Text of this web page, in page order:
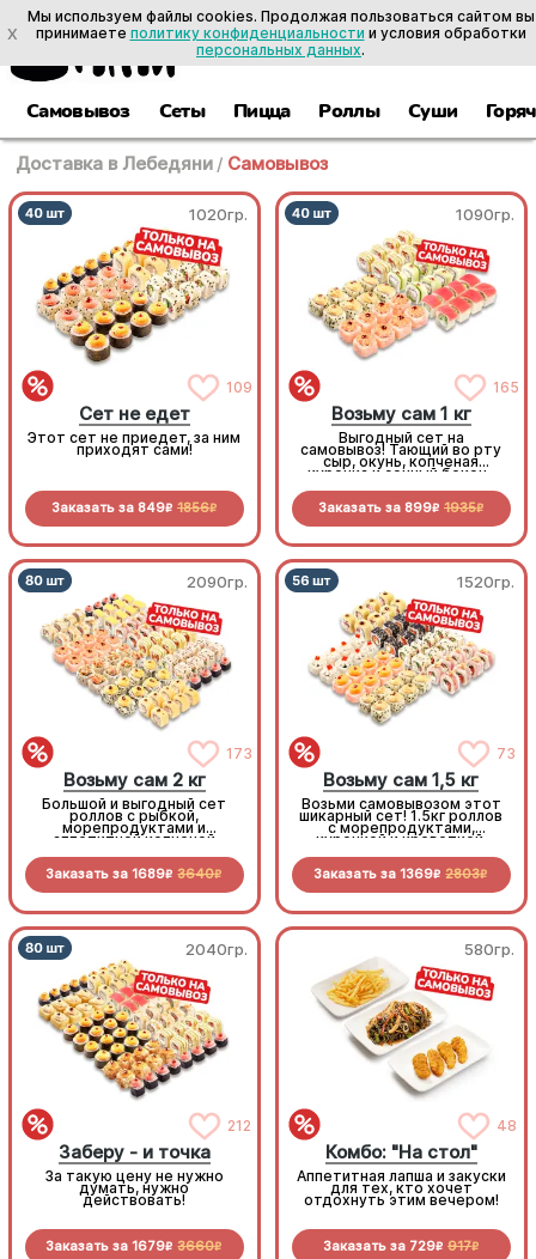
Самовывоз Сеты Пицца Роллы Суши
Доставка в Лебедяни / Самовывоз
1020гр.
109
Сет не едет
Этот сет не приедет, за ним
приходят сами!
Заказать за 849R 1856R
1090гр.
165
Возьму сам 1 кг
Выгодный сет на
самовывоз! Тающий во рту
сыр, окунь, копченая
курочка и сочный бекон-
Заказать за 899R 1935R
2090гр.
173
Возьму сам 2 кг
Большой и выгодный сет
роллов с рыбкой,
морепродуктами и
аппетитной копченой
забирай самовывозом!
Заказать за 1689R 3640R
1520гр.
73
Возьму сам 1,5 кг
Возьми самовывозом этот
шикарный сет! 1.5кг роллов
с морепродуктами,
курочкой и креветкой.
Заказать за 1369R 2803R
2040гр.
212
Заберу - и точка
За такую цену не нужно
думать, нужно
действовать!
Заказать за 1679R 3660R
580гр.
48
Комбо: "На стол"
Аппетитная лапша и закуски
для тех, кто хочет
отдохнуть этим вечером!
Заказать за 729R 917R
X
Мы используем файлы cookies. Продолжая пользоваться сайтом вы
принимаете политику конфиденциальности и условия обработки
персональных данных.